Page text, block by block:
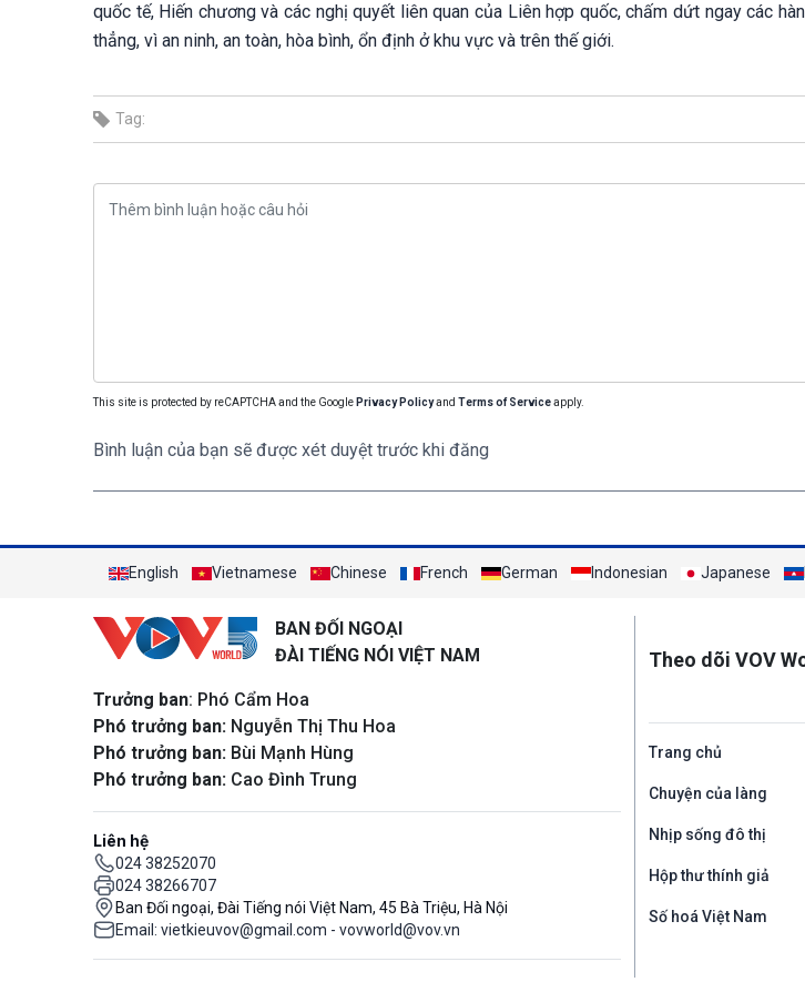
quốc tế, Hiến chương và các nghị quyết liên quan của Liên hợp quốc, chấm dứt ngay các
thẳng, vì an ninh, an toàn, hòa bình, ổn định ở khu vực và trên thế giới.
Tag:
This site is protected by reCAPTCHA and the Google Privacy Policyand Terms of Serviceapply.
Bình luận của bạn sẽ được xét duyệt trước khi đăng
English Vietnamese Chinese French German Indonesian Japanese
BAN ĐỐI NGOẠI
ĐÀI TIẾNG NÓI VIỆT NAM
Trưởng ban: Phó Cẩm Hoa
Phó trưởng ban: Nguyễn Thị Thu Hoa
Phó trưởng ban: Bùi Mạnh Hùng
Phó trưởng ban: Cao Đình Trung
Liên hệ
024 38252070
024 38266707
Ban Đối ngoại, Đài Tiếng nói Việt Nam, 45 Bà Triệu, Hà Nội
Email: vietkieuvov@gmail.com - vovworld@vov.vn
Theo dõi VOV
Trang chủ
Chuyện của làng
Nhịp sống đô thị
Hộp thư thính giả
Số hoá Việt Nam